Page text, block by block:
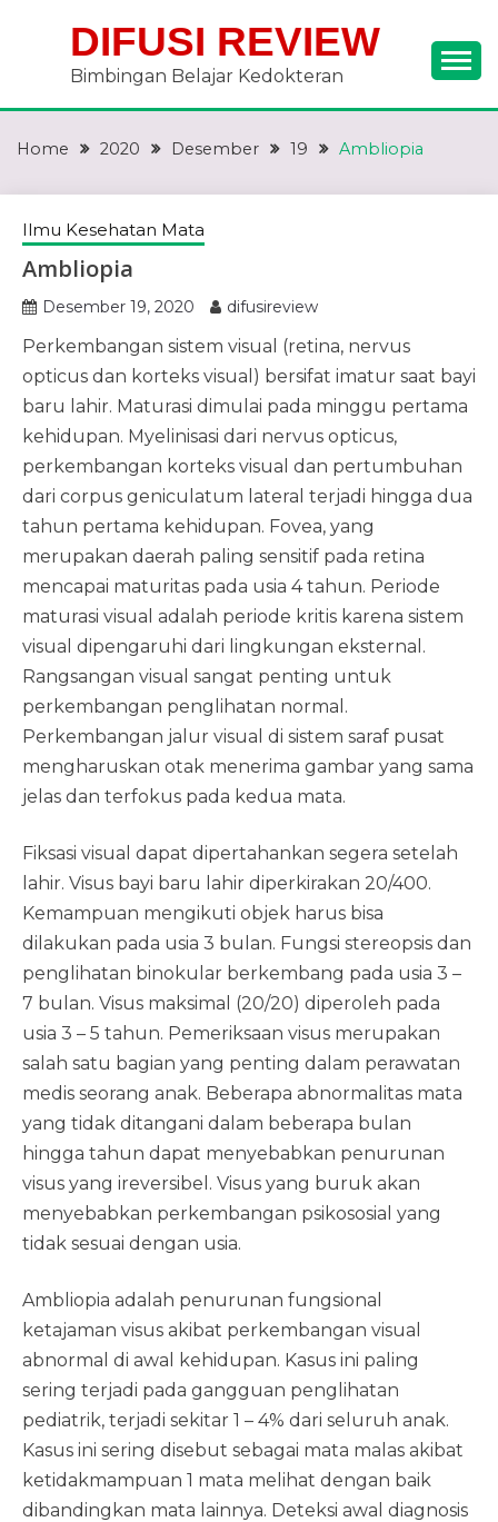
DIFUSI REVIEW
Bimbingan Belajar Kedokteran
Home 2020 Desember 19 Ambliopia
Ilmu Kesehatan Mata
Ambliopia
Desember 19, 2020 difusireview
Perkembangan sistem visual (retina, nervus
opticus dan korteks visual) bersifat imatur saat bayi
baru lahir. Maturasi dimulai pada minggu pertama
kehidupan. Myelinisasi dari nervus opticus,
perkembangan korteks visual dan pertumbuhan
dari corpus geniculatum lateral terjadi hingga dua
tahun pertama kehidupan. Fovea, yang
merupakan daerah paling sensitif pada retina
mencapai maturitas pada usia 4 tahun. Periode
maturasi visual adalah periode kritis karena sistem
visual dipengaruhi dari lingkungan eksternal.
Rangsangan visual sangat penting untuk
perkembangan penglihatan normal.
Perkembangan jalur visual di sistem saraf pusat
mengharuskan otak menerima gambar yang sama
jelas dan terfokus pada kedua mata.
Fiksasi visual dapat dipertahankan segera setelah
lahir. Visus bayi baru lahir diperkirakan 20/400.
Kemampuan mengikuti objek harus bisa
dilakukan pada usia 3 bulan. Fungsi stereopsis dan
penglihatan binokular berkembang pada usia 3 –
7 bulan. Visus maksimal (20/20) diperoleh pada
usia 3 – 5 tahun. Pemeriksaan visus merupakan
salah satu bagian yang penting dalam perawatan
medis seorang anak. Beberapa abnormalitas mata
yang tidak ditangani dalam beberapa bulan
hingga tahun dapat menyebabkan penurunan
visus yang ireversibel. Visus yang buruk akan
menyebabkan perkembangan psikososial yang
tidak sesuai dengan usia.
Ambliopia adalah penurunan fungsional
ketajaman visus akibat perkembangan visual
abnormal di awal kehidupan. Kasus ini paling
sering terjadi pada gangguan penglihatan
pediatrik, terjadi sekitar 1 – 4% dari seluruh anak.
Kasus ini sering disebut sebagai mata malas akibat
ketidakmampuan 1 mata melihat dengan baik
dibandingkan mata lainnya. Deteksi awal diagnosis